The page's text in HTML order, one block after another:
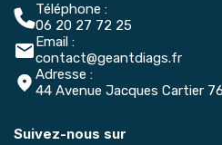
Téléphone :
06 20 27 72 25
Email :
contact@geantdiags.fr
Adresse :
44 Avenue Jacques Cartier
Suivez-nous sur